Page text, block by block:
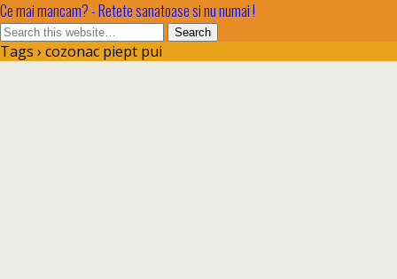
Ce mai mancam? - Retete sanatoase si nu numai !
Tags › cozonac piept pui